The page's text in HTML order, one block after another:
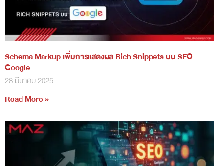
Schema Markup เพิ่มการแสดงผล Rich Snippets บน SEO
Google
28 มีนาคม 2025
Read More »